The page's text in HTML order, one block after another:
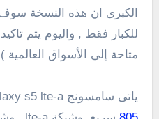
الكبرى ان هذه النسخة سوف
للكبار فقط , واليوم يتم
متاحة
إلى الأسواق العالمية
ياتى سامسونج galaxy s5 lte-a ب